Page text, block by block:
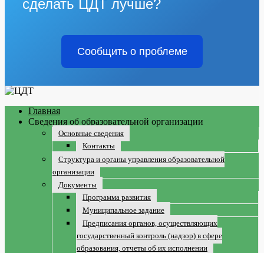
сделать ЦДТ лучше?
Сообщить о проблеме
Главная
Сведения об образовательной организации
Основные сведения
Контакты
Структура и органы управления образовательной
организации
Документы
Программа развития
Муниципальное задание
Предписания органов, осуществляющих
государственный контроль (надзор) в сфере
образования, отчеты об их исполнении